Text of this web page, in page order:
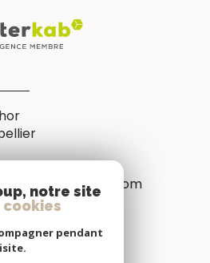
immobilier.com
RÉSEAUX
notre site
pendant